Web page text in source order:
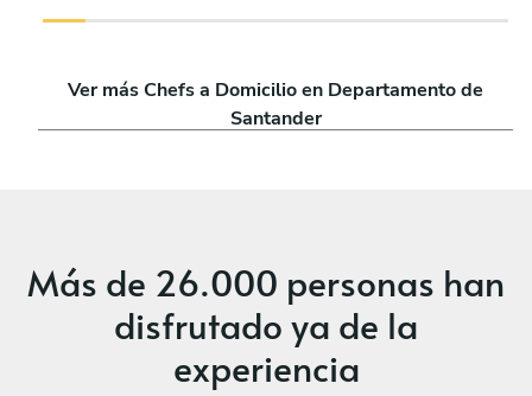
Ver más Chefs a Domicilio en Departamento de
Santander
Más de 26.000 personas han
disfrutado ya de la
experiencia